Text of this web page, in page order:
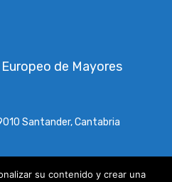
de Mayores
Santander, Cantabria
su contenido y crear una